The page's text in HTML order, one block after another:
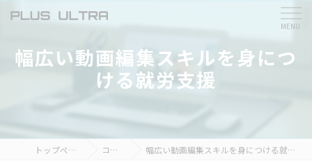
幅広い動画編集スキルを身につ
ける就労支援
トップページ コラム 幅広い動画編集スキルを身につける就労支援